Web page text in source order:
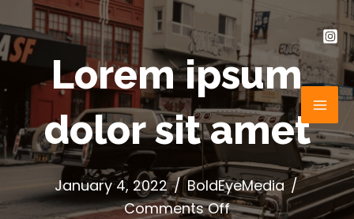
to
contentLorem ipsum
dolor sit amet
January 4, 2022/BoldEyeMedia/
Comments Offon